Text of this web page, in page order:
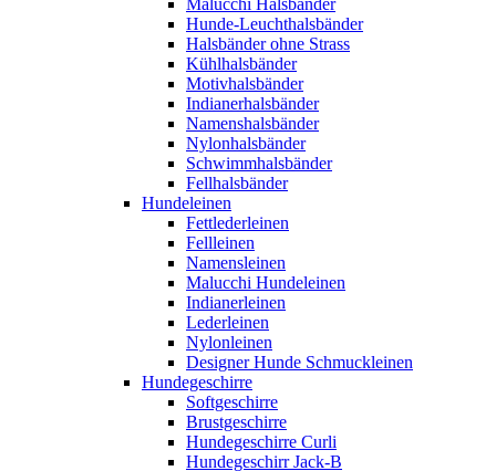
Malucchi Halsbänder
Hunde-Leuchthalsbänder
Halsbänder ohne Strass
Kühlhalsbänder
Motivhalsbänder
Indianerhalsbänder
Namenshalsbänder
Nylonhalsbänder
Schwimmhalsbänder
Fellhalsbänder
Hundeleinen
Fettlederleinen
Fellleinen
Namensleinen
Malucchi Hundeleinen
Indianerleinen
Lederleinen
Nylonleinen
Designer Hunde Schmuckleinen
Hundegeschirre
Softgeschirre
Brustgeschirre
Hundegeschirre Curli
Hundegeschirr Jack-B